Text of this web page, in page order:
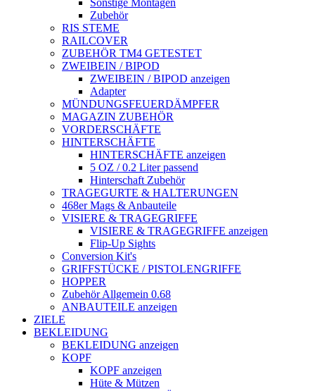
Sonstige Montagen
Zubehör
RIS STEME
RAILCOVER
ZUBEHÖR TM4 GETESTET
ZWEIBEIN / BIPOD
ZWEIBEIN / BIPOD anzeigen
Adapter
MÜNDUNGSFEUERDÄMPFER
MAGAZIN ZUBEHÖR
VORDERSCHÄFTE
HINTERSCHÄFTE
HINTERSCHÄFTE anzeigen
5 OZ / 0.2 Liter passend
Hinterschaft Zubehör
TRAGEGURTE & HALTERUNGEN
468er Mags & Anbauteile
VISIERE & TRAGEGRIFFE
VISIERE & TRAGEGRIFFE anzeigen
Flip-Up Sights
Conversion Kit's
GRIFFSTÜCKE / PISTOLENGRIFFE
HOPPER
Zubehör Allgemein 0.68
ANBAUTEILE anzeigen
ZIELE
BEKLEIDUNG
BEKLEIDUNG anzeigen
KOPF
KOPF anzeigen
Hüte & Mützen